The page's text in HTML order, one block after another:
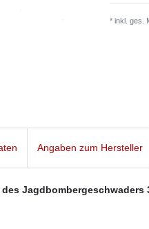
* inkl. ges.
Angaben zum Hersteller